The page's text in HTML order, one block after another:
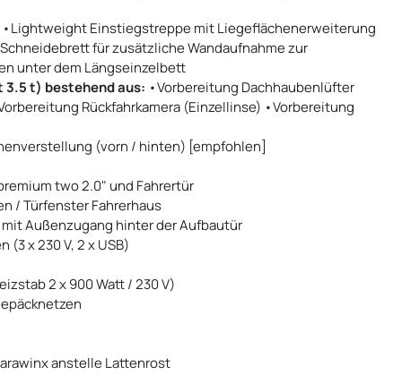
•Lightweight Einstiegstreppe mit Liegeflächenerweiterung
für zusätzliche Wandaufnahme zur
unter dem Längseinzelbett
t) bestehend aus: •Vorbereitung Dachhaubenlüfter
Rückfahrkamera (Einzellinse) •Vorbereitung
(vorn / hinten) [empfohlen]
two 2.0" und Fahrertür
/ Türfenster Fahrerhaus
Außenzugang hinter der Aufbautür
x 230 V, 2 x USB)
2 x 900 Watt / 230 V)
anstelle Lattenrost